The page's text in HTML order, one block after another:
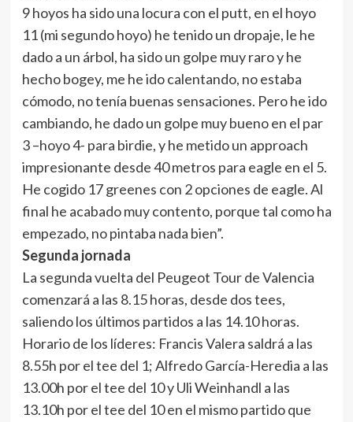
9 hoyos ha sido una locura con el putt, en el hoyo
11 (mi segundo hoyo) he tenido un dropaje, le he
dado a un árbol, ha sido un golpe muy raro y he
hecho bogey, me he ido calentando, no estaba
cómodo, no tenía buenas sensaciones. Pero he ido
cambiando, he dado un golpe muy bueno en el par
3 –hoyo 4- para birdie, y he metido un approach
impresionante desde 40 metros para eagle en el 5.
He cogido 17 greenes con 2 opciones de eagle. Al
final he acabado muy contento, porque tal como ha
empezado, no pintaba nada bien”.
Segunda jornada
La segunda vuelta del Peugeot Tour de Valencia
comenzará a las 8.15 horas, desde dos tees,
saliendo los últimos partidos a las 14.10 horas.
Horario de los líderes: Francis Valera saldrá a las
8.55h por el tee del 1; Alfredo García-Heredia a las
13.00h por el tee del 10 y Uli Weinhandl a las
13.10h por el tee del 10 en el mismo partido que